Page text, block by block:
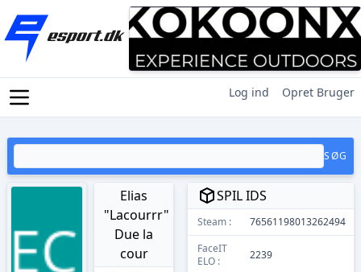
Log ind Opret Bruger
SØG
Elias
"Lacourrr"
Due la
cour
SPIL IDS
Steam :
76561198013262494
FaceIT
ELO :
2239